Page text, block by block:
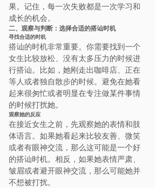
果。记住，每一次失败都是一次学习和
成长的机会。
二、观察与判断：选择合适的搭讪时机
寻找合适的时机
搭讪的时机非常重要。你需要找到一个
女生比较放松、没有太多压力的时候进
行搭讪。比如，她刚走出咖啡店、正在
等人或者独自散步的时候。避免在她看
起来很匆忙或者明显在专注做某件事情
的时候打扰她。
观察她的反应
在接近女生之前，先观察她的表情和肢
体语言。如果她看起来比较友善、微笑
或者有眼神交流，那么这可能是一个好
的搭讪时机。相反，如果她表情严肃、
皱眉或者避开眼神交流，那么可能她并
不想被打扰。